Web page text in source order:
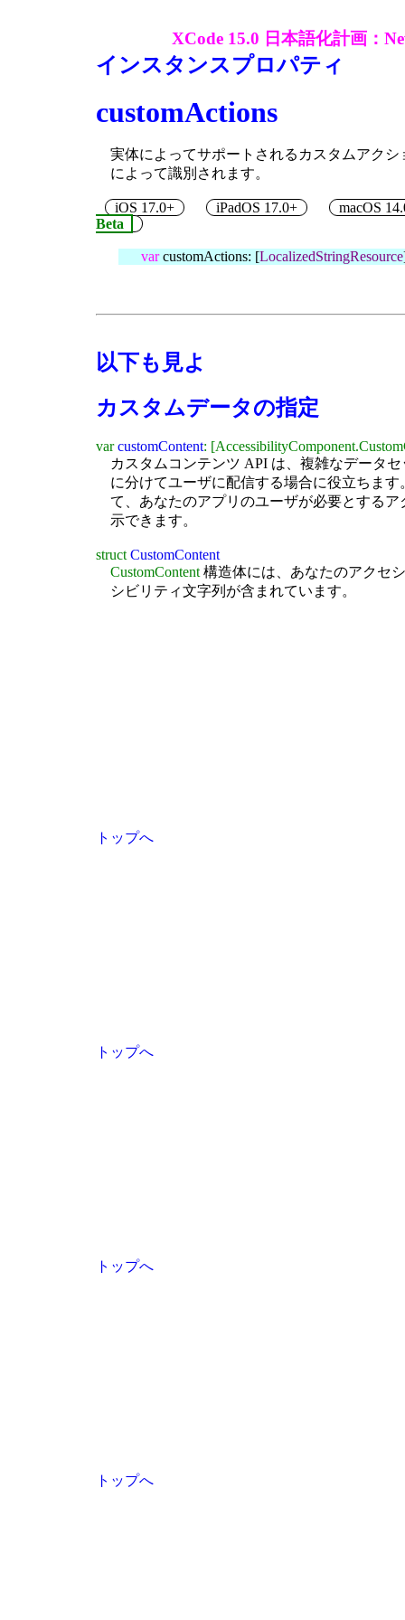
XCode 15.0 日本語化計画：
インスタンスプロパティ
customActions
実体によってサポートされるカスタムアク
によって識別されます。
iOS 17.0+ iPadOS 17.0+
macOS
Beta
varcustomActions: [LocalizedStringResource
以下も見よ
カスタムデータの指定
varcustomContent:
カスタムコンテンツ API は、複雑なデータ
に分けてユーザに配信する場合に役立ちま
て、あなたのアプリのユーザが必要とする
示できます。
struct CustomContent
CustomContent 構造体には、あなたのアクセ
シビリティ文字列が含まれています。
トップへ
トップへ
トップへ
トップへ